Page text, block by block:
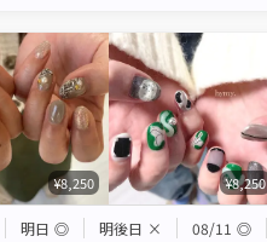
¥8,250 ¥8,250
明日 ◎ 明後日 × 08/11 ◎